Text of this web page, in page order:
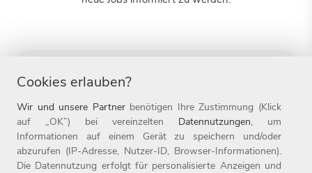
Alle
Cookies erlauben?
Wir und unsere Partnerbenötigen Ihre Zustimmung (Klick
auf „OK”) bei vereinzelten Datennutzungen, um
Informationen auf einem Gerät zu speichern und/oder
abzurufen (IP-Adresse, Nutzer-ID, Browser-Informationen).
Die Datennutzung erfolgt für personalisierte Anzeigen und